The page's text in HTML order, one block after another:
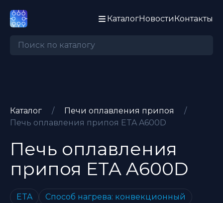
КаталогНовостиКонтакты
Каталог / Печи оплавления припоя
/
Печь оплавления припоя ETA A600D
Печь оплавления
припоя ETA A600D
ETA Способ нагрева: конвекционный